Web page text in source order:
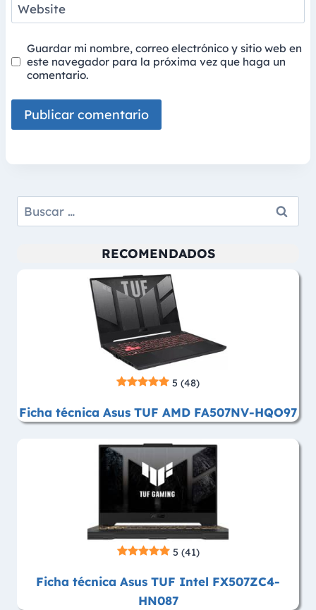
Website
Guardar mi nombre, correo electrónico y sitio web en
este navegador para la próxima vez que haga un
comentario.
Buscar:
RECOMENDADOS
5 (48)
Ficha técnica Asus TUF AMD FA507NV-HQO97
5 (41)
Ficha técnica Asus TUF Intel FX507ZC4-
HN087